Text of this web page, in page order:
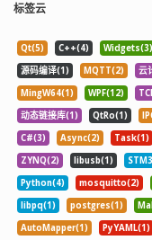
标签云
Qt(5) C++(4) Widgets(3)
源码编译(1)
MQTT(2) 云
MingW64(1)
WPF(12)
动态链接库(1)
QtRo(1)
C#(3)
Async(2) Task(1)
ZYNQ(2)
libusb(1)
Python(4)
mosquitto(2)
libpq(1)
postgres(1)
AutoMapper(1)
PyYAML(1)